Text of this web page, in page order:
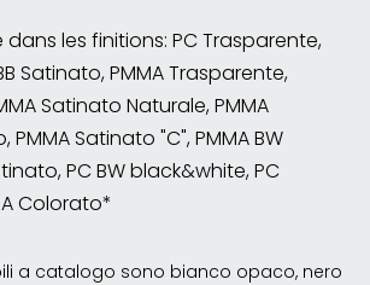
les finitions: PC Trasparente,
Satinato, PMMA Trasparente,
Satinato Naturale, PMMA
Satinato "C", PMMA BW
PC BW black&white, PC
Colorato*
a catalogo sono bianco opaco, nero